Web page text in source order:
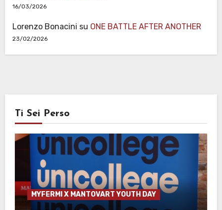
16/03/2026
Lorenzo Bonacini su ONE BATTLE AFTER ANOTHER
23/02/2026
Ti Sei Perso
MYFERMI X MANTOVART YOUTH DAY